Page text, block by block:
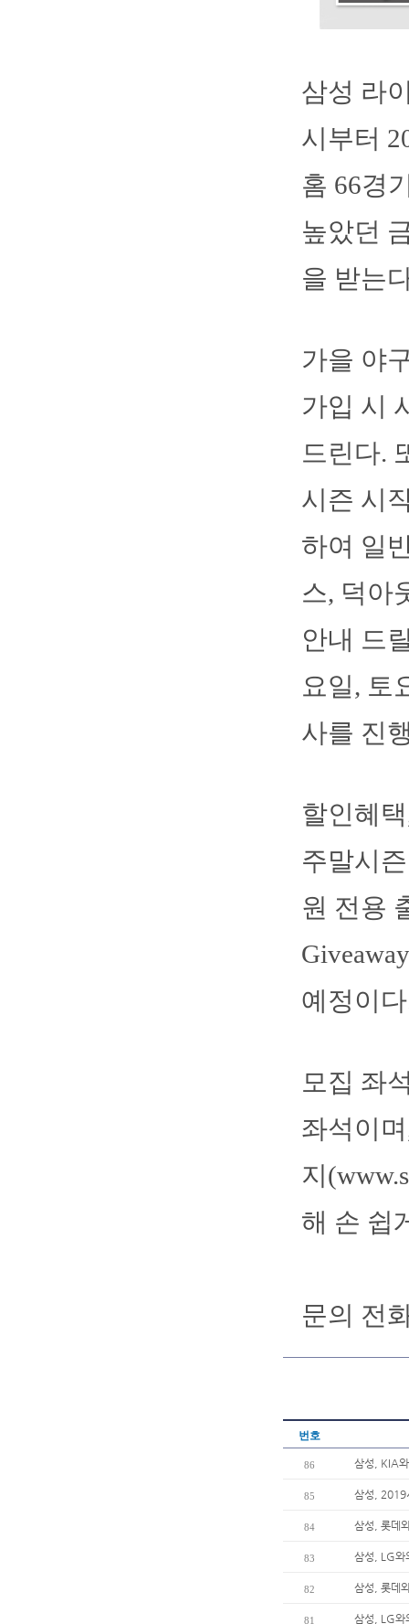
삼성 라
시부터
홈 66경
높았던
을 받는
가을 야
가입 시
드린다.
시즌 시
하여 일
스, 덕아
안내 드
요일, 토
사를 진
할인혜
주말시
원 전용
예정이
모집 좌
좌석이
지(
해 손 쉽
문의 전
번호
86 삼성, KIA
85 삼성, 2019
84 삼성, 롯데
83 삼성, LG와
82 삼성, 롯데
81 삼성, LG와